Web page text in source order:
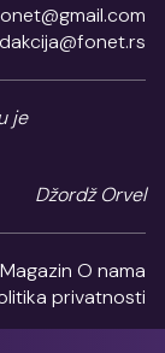
je
Džordž Orvel
Magazin O nama
privatnosti